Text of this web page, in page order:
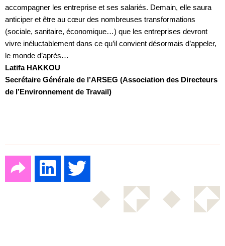
accompagner les entreprise et ses salariés. Demain, elle saura
anticiper et être au cœur des nombreuses transformations
(sociale, sanitaire, économique…) que les entreprises devront
vivre inéluctablement dans ce qu’il convient désormais d’appeler,
le monde d’après…
Latifa HAKKOU
Secrétaire Générale de l’ARSEG (Association des Directeurs
de l’Environnement de Travail)